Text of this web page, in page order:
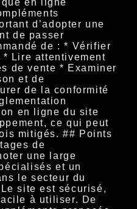
en ligne
d’adopter une
de passer
de : * Vérifier
Lire attentivement
de vente * Examiner
et de
de la conformité
en ligne du site
ce qui peut
mitigés. ## Points
de
une large
et un
le secteur du
site est sécurisé,
à utiliser. De